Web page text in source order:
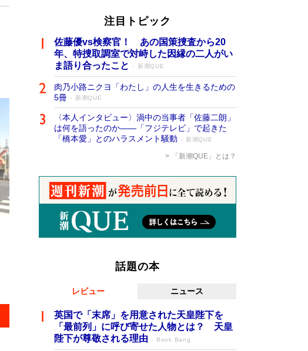
注目トピック
佐藤優vs検察官！ あの国策捜査から20
年、特捜取調室で対峙した因縁の二人がい
ま語り合ったこと
新潮QUE
肉乃小路ニクヨ「わたし」の人生を生きるための
5冊
新潮QUE
〈本人インタビュー〉渦中の当事者「佐藤二朗」
は何を語ったのか――「フジテレビ」で起きた
「橋本愛」とのハラスメント騒動
新潮QUE
「新潮QUE」とは？
話題の本
レビュー ニュース
英国で「末席」を用意された天皇陛下を
「最前列」に呼び寄せた人物とは？ 天皇
陛下が尊敬される理由
Book Bang